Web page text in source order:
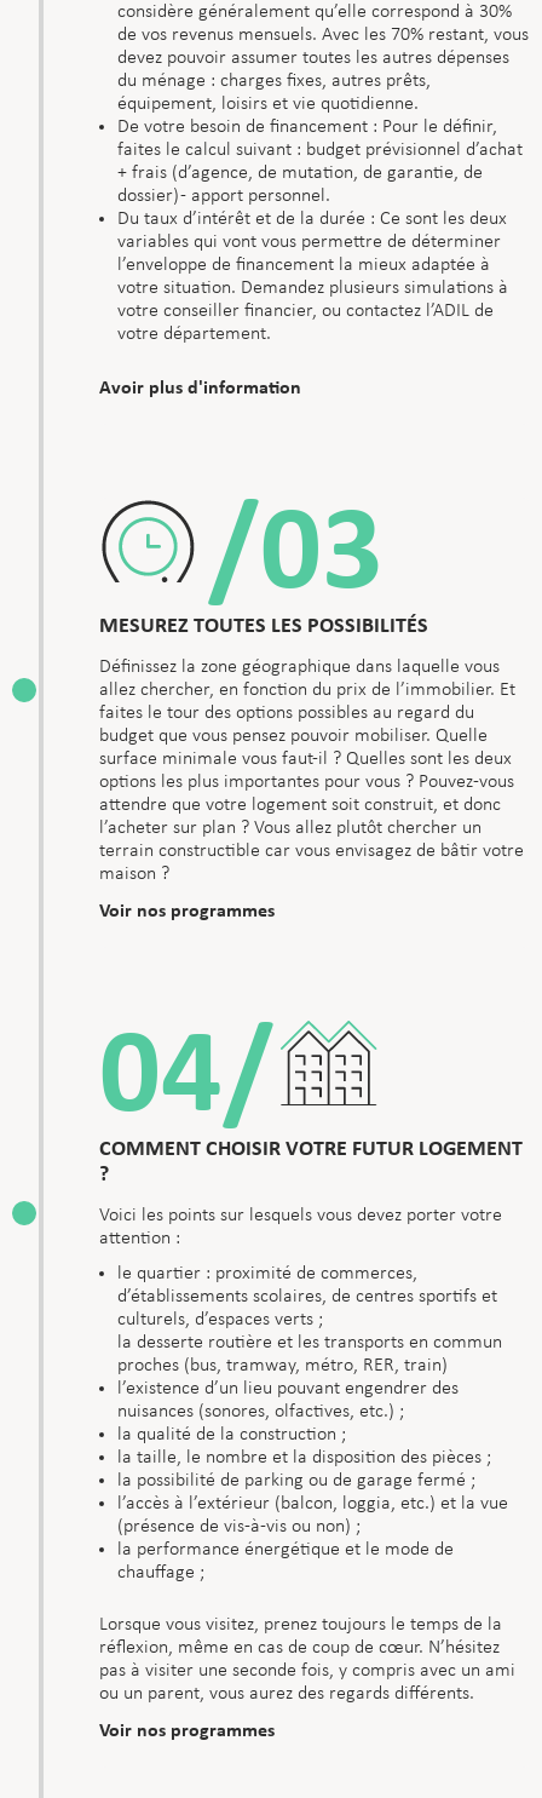
considère généralement qu’elle correspond à 30%
de vos revenus mensuels. Avec les 70% restant, vous
devez pouvoir assumer toutes les autres dépenses
du ménage : charges fixes, autres prêts,
équipement, loisirs et vie quotidienne.
De votre besoin de financement : Pour le définir,
faites le calcul suivant : budget prévisionnel d’achat
+ frais (d’agence, de mutation, de garantie, de
dossier) - apport personnel.
Du taux d’intérêt et de la durée : Ce sont les deux
variables qui vont vous permettre de déterminer
l’enveloppe de financement la mieux adaptée à
votre situation. Demandez plusieurs simulations à
votre conseiller financier, ou contactez l’ADIL de
votre département.
Avoir plus d'information
/03
MESUREZ TOUTES LES POSSIBILITÉS
Définissez la zone géographique dans laquelle vous
allez chercher, en fonction du prix de l’immobilier. Et
faites le tour des options possibles au regard du
budget que vous pensez pouvoir mobiliser. Quelle
surface minimale vous faut-il ? Quelles sont les deux
options les plus importantes pour vous ? Pouvez-vous
attendre que votre logement soit construit, et donc
l’acheter sur plan ? Vous allez plutôt chercher un
terrain constructible car vous envisagez de bâtir votre
maison ?
Voir nos programmes
04/
COMMENT CHOISIR VOTRE FUTUR LOGEMENT
?
Voici les points sur lesquels vous devez porter votre
attention :
le quartier : proximité de commerces,
d’établissements scolaires, de centres sportifs et
culturels, d’espaces verts ;
la desserte routière et les transports en commun
proches (bus, tramway, métro, RER, train)
l’existence d’un lieu pouvant engendrer des
nuisances (sonores, olfactives, etc.) ;
la qualité de la construction ;
la taille, le nombre et la disposition des pièces ;
la possibilité de parking ou de garage fermé ;
l’accès à l’extérieur (balcon, loggia, etc.) et la vue
(présence de vis-à-vis ou non) ;
la performance énergétique et le mode de
chauffage ;
Lorsque vous visitez, prenez toujours le temps de la
réflexion, même en cas de coup de cœur. N’hésitez
pas à visiter une seconde fois, y compris avec un ami
ou un parent, vous aurez des regards différents.
Voir nos programmes